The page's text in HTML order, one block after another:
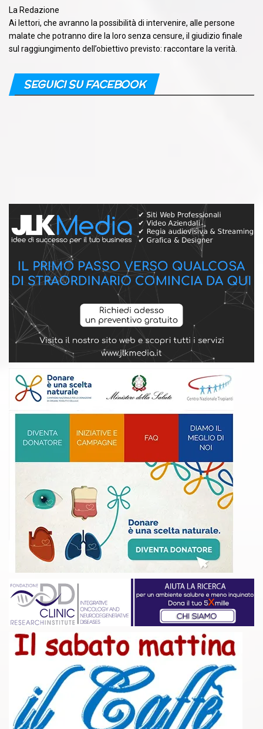
La Redazione
Ai lettori, che avranno la possibilità di intervenire, alle persone
malate che potranno dire la loro senza censure, il giudizio finale
sul raggiungimento dell’obiettivo previsto: raccontare la verità.
SEGUICI SU FACEBOOK